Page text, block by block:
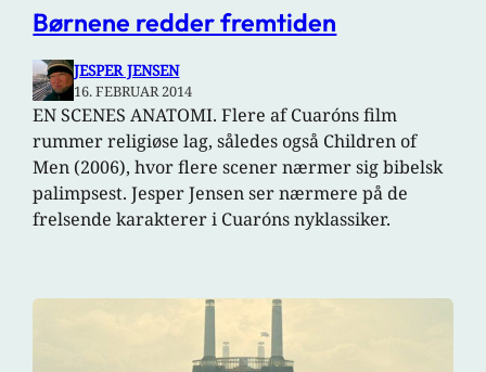
Børnene redder fremtiden
JESPER JENSEN
16. FEBRUAR 2014
EN SCENES ANATOMI. Flere af Cuaróns film
rummer religiøse lag, således også Children of
Men (2006), hvor flere scener nærmer sig bibelsk
palimpsest. Jesper Jensen ser nærmere på de
frelsende karakterer i Cuaróns nyklassiker.